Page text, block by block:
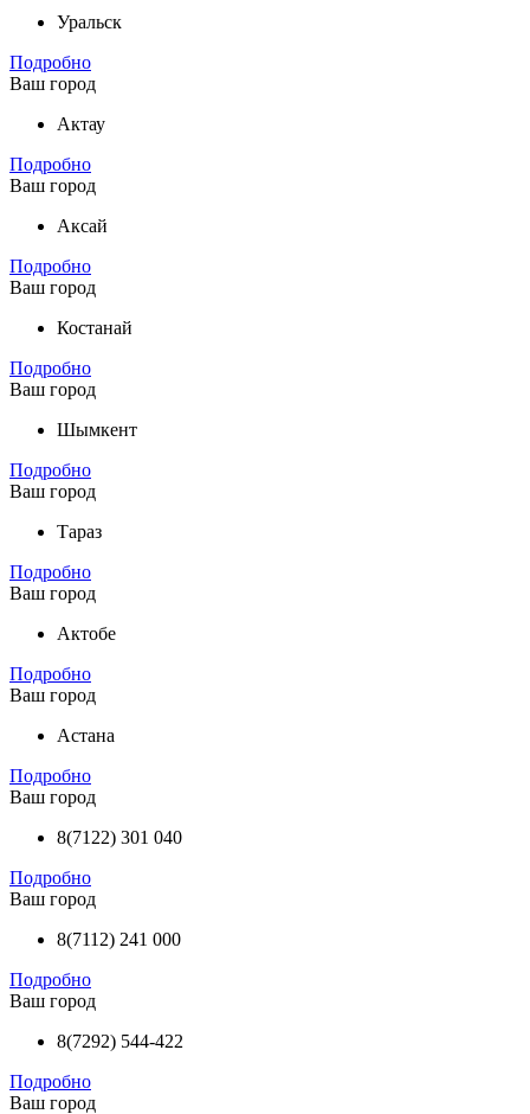
Уральск
Подробно
Ваш город
Актау
Подробно
Ваш город
Аксай
Подробно
Ваш город
Костанай
Подробно
Ваш город
Шымкент
Подробно
Ваш город
Тараз
Подробно
Ваш город
Актобе
Подробно
Ваш город
Астана
Подробно
Ваш город
8(7122) 301 040
Подробно
Ваш город
8(7112) 241 000
Подробно
Ваш город
8(7292) 544-422
Подробно
Ваш город